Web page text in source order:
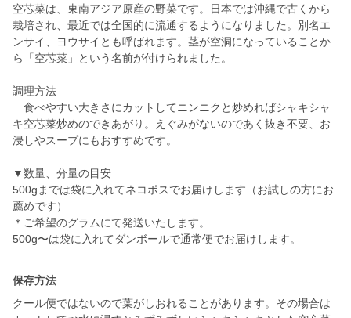
空芯菜は、東南アジア原産の野菜です。日本では沖縄で古くから
栽培され、最近では全国的に流通するようになりました。別名エ
ンサイ、ヨウサイとも呼ばれます。茎が空洞になっていることか
ら「空芯菜」という名前が付けられました。
調理方法
食べやすい大きさにカットしてニンニクと炒めればシャキシャ
キ空芯菜炒めのできあがり。えぐみがないのであく抜き不要、お
浸しやスープにもおすすめです。
▼数量、分量の目安
500gまでは袋に入れてネコポスでお届けします（お試しの方にお
薦めです）
＊ご希望のグラムにて発送いたします。
500g〜は袋に入れてダンボールで通常便でお届けします。
保存方法
クール便ではないので葉がしおれることがあります。その場合は